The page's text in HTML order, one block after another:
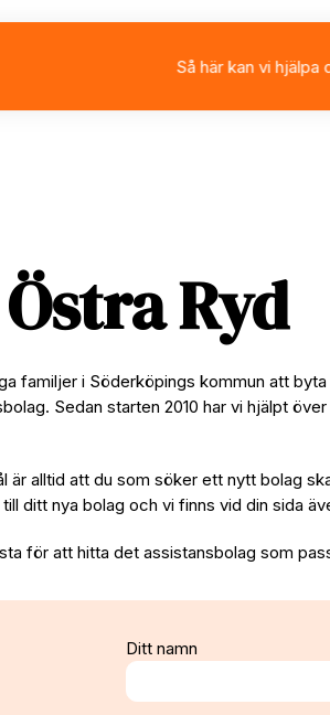
Så här kan vi hjälpa
Ryd
familjer i Söderköpings kommun att
Sedan starten 2010 har vi hjälpt
alltid att du som söker ett nytt bolag
ditt nya bolag och vi finns vid din sida
för att hitta det assistansbolag som
Ditt namn